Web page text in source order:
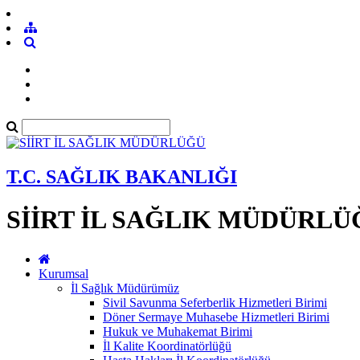
T.C. SAĞLIK BAKANLIĞI
SİİRT İL SAĞLIK
Kurumsal
İl Sağlık Müdürümüz
Sivil Savunma Seferberlik Hizmetleri Birimi
Döner Sermaye Muhasebe Hizmetleri Birimi
Hukuk ve Muhakemat Birimi
İl Kalite Koordinatörlüğü